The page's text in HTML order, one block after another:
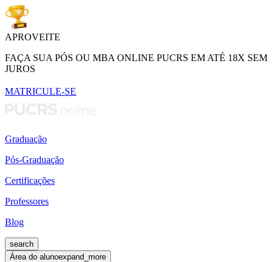
APROVEITE
FAÇA SUA PÓS OU MBA ONLINE PUCRS EM ATÉ 18X SEM
JUROS
MATRICULE-SE
Graduação
Pós-Graduação
Certificações
Professores
Blog
search
Área do alunoexpand_more